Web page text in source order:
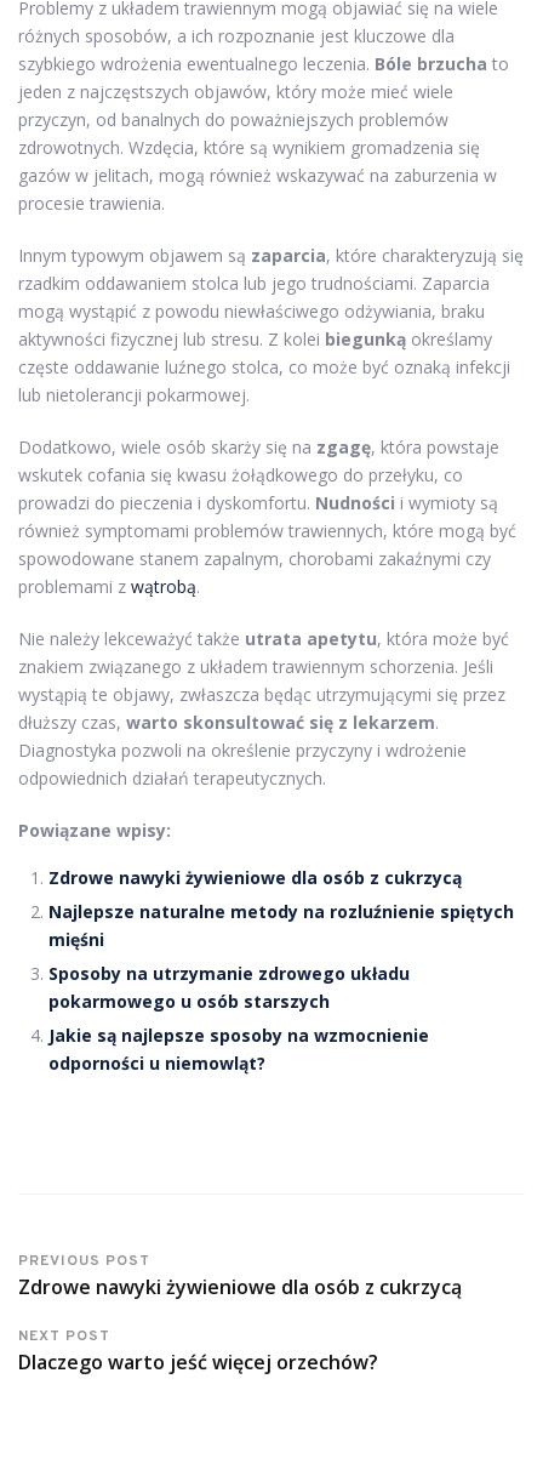
Problemy z układem trawiennym mogą objawiać się na wiele
różnych sposobów, a ich rozpoznanie jest kluczowe dla
szybkiego wdrożenia ewentualnego leczenia. Bóle brzucha to
jeden z najczęstszych objawów, który może mieć wiele
przyczyn, od banalnych do poważniejszych problemów
zdrowotnych. Wzdęcia, które są wynikiem gromadzenia się
gazów w jelitach, mogą również wskazywać na zaburzenia w
procesie trawienia.
Innym typowym objawem są zaparcia, które charakteryzują się
rzadkim oddawaniem stolca lub jego trudnościami. Zaparcia
mogą wystąpić z powodu niewłaściwego odżywiania, braku
aktywności fizycznej lub stresu. Z kolei biegunką określamy
częste oddawanie luźnego stolca, co może być oznaką infekcji
lub nietolerancji pokarmowej.
Dodatkowo, wiele osób skarży się na zgagę, która powstaje
wskutek cofania się kwasu żołądkowego do przełyku, co
prowadzi do pieczenia i dyskomfortu. Nudności i wymioty są
również symptomami problemów trawiennych, które mogą być
spowodowane stanem zapalnym, chorobami zakaźnymi czy
problemami z wątrobą.
Nie należy lekceważyć także utrata apetytu, która może być
znakiem związanego z układem trawiennym schorzenia. Jeśli
wystąpią te objawy, zwłaszcza będąc utrzymującymi się przez
dłuższy czas, warto skonsultować się z lekarzem.
Diagnostyka pozwoli na określenie przyczyny i wdrożenie
odpowiednich działań terapeutycznych.
Powiązane wpisy:
Zdrowe nawyki żywieniowe dla osób z cukrzycą
Najlepsze naturalne metody na rozluźnienie spiętych
mięśni
Sposoby na utrzymanie zdrowego układu
pokarmowego u osób starszych
Jakie są najlepsze sposoby na wzmocnienie
odporności u niemowląt?
PREVIOUS POST
Zdrowe nawyki żywieniowe dla osób z cukrzycą
NEXT POST
Dlaczego warto jeść więcej orzechów?